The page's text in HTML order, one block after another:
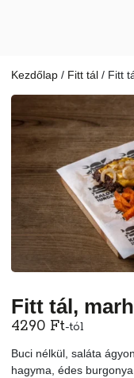
Kezdőlap / Fitt tál / Fitt
Fitt tál,
4290 Ft-tól
Buci nélkül, saláta
hagyma, édes